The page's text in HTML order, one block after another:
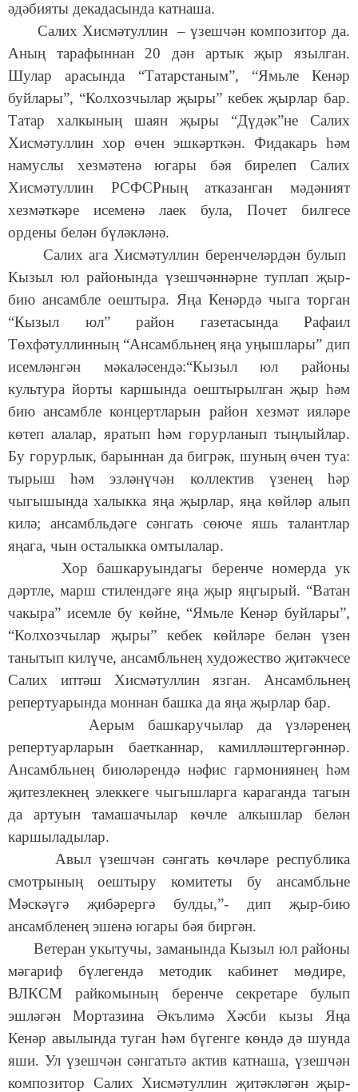
әдәбияты декадасында катнаша.
Салих Хисмәтуллин – үзешчән композитор да.
Аның тарафыннан 20 дән артык җыр язылган.
Шулар арасында “Татарстаным”, “Ямьле Кенәр
буйлары”, “Колхозчылар җыры” кебек җырлар бар.
Татар халкының шаян җыры “Дүдәк”не Салих
Хисмәтуллин хор өчен эшкәрткән. Фидакарь һәм
намуслы хезмәтенә югары бәя бирелеп Салих
Хисмәтуллин РСФСРның атказанган мәдәният
хезмәткәре исеменә лаек була, Почет билгесе
ордены белән бүләкләнә.
Салих ага Хисмәтуллин беренчеләрдән булып
Кызыл юл районында үзешчәннәрне туплап җыр-
бию ансамбле оештыра. Яңа Кенәрдә чыга торган
“Кызыл юл” район газетасында Рафаил
Төхфәтуллинның “Ансамбльнең яңа уңышлары” дип
исемләнгән мәкаләсендә:“Кызыл юл районы
культура йорты каршында оештырылган җыр һәм
бию ансамбле концертларын район хезмәт ияләре
көтеп алалар, яратып һәм горурланып тыңлыйлар.
Бу горурлык, барыннан да бигрәк, шуның өчен туа:
тырыш һәм эзләнүчән коллектив үзенең һәр
чыгышында халыкка яңа җырлар, яңа көйләр алып
килә; ансамбльдәге сәнгать сөюче яшь талантлар
яңага, чын осталыкка омтылалар.
Хор башкаруындагы беренче номерда ук
дәртле, марш стилендәге яңа җыр яңгырый. “Ватан
чакыра” исемле бу көйне, “Ямьле Кенәр буйлары”,
“Колхозчылар җыры” кебек көйләре белән үзен
танытып килүче, ансамбльнең художество җитәкчесе
Салих иптәш Хисмәтуллин язган. Ансамбльнең
репертуарында моннан башка да яңа җырлар бар.
Аерым башкаручылар да үзләренең
репертуарларын баетканнар, камилләштергәннәр.
Ансамбльнең биюләрендә нәфис гармониянең һәм
җитезлекнең элеккеге чыгышларга караганда тагын
да артуын тамашачылар көчле алкышлар белән
каршыладылар.
Авыл үзешчән сәнгать көчләре республика
смотрының оештыру комитеты бу ансамбльне
Мәскәүгә җибәрергә булды,”- дип җыр-бию
ансамбленең эшенә югары бәя биргән.
Ветеран укытучы, заманында Кызыл юл районы
мәгариф бүлегендә методик кабинет мөдире,
ВЛКСМ райкомының беренче секретаре булып
эшләгән Мортазина Әкълимә Хәсби кызы Яңа
Кенәр авылында туган һәм бүгенге көндә дә шунда
яши. Ул үзешчән сәнгатьтә актив катнаша, үзешчән
композитор Салих Хисмәтуллин җитәкләгән җыр-